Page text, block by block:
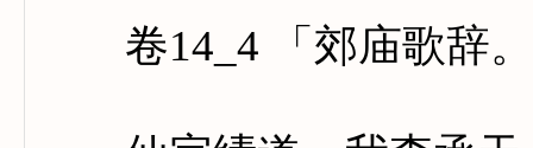
卷14_4 「郊庙歌辞。